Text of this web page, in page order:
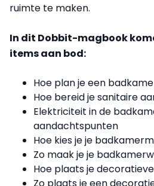
ruimte te maken.
In dit Dobbit-magbook
items aan bod:
Hoe plan je een
Hoe bereid je sanitaire
Elektriciteit in de
aandachtspunten
Hoe kies je je
Zo maak je je
Hoe plaats je